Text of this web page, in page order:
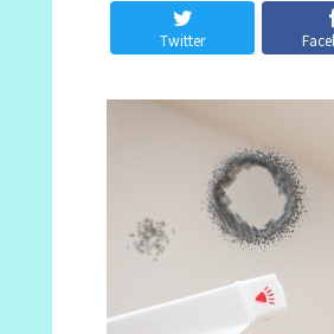
Twitter